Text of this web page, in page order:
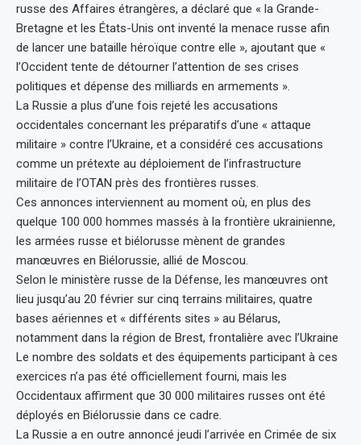
russe des Affaires étrangères, a déclaré que « la Grande-
Bretagne et les États-Unis ont inventé la menace russe afin
de lancer une bataille héroïque contre elle », ajoutant que «
l’Occident tente de détourner l’attention de ses crises
politiques et dépense des milliards en armements ».
La Russie a plus d’une fois rejeté les accusations
occidentales concernant les préparatifs d’une « attaque
militaire » contre l’Ukraine, et a considéré ces accusations
comme un prétexte au déploiement de l’infrastructure
militaire de l’OTAN près des frontières russes.
Ces annonces interviennent au moment où, en plus des
quelque 100 000 hommes massés à la frontière ukrainienne,
les armées russe et biélorusse mènent de grandes
manœuvres en Biélorussie, allié de Moscou.
Selon le ministère russe de la Défense, les manœuvres ont
lieu jusqu’au 20 février sur cinq terrains militaires, quatre
bases aériennes et « différents sites » au Bélarus,
notamment dans la région de Brest, frontalière avec l’Ukraine
Le nombre des soldats et des équipements participant à ces
exercices n’a pas été officiellement fourni, mais les
Occidentaux affirment que 30 000 militaires russes ont été
déployés en Biélorussie dans ce cadre.
La Russie a en outre annoncé jeudi l’arrivée en Crimée de six